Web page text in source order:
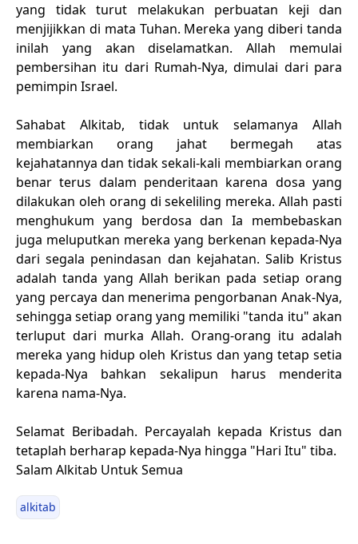
yang tidak turut melakukan perbuatan keji dan
menjijikkan di mata Tuhan. Mereka yang diberi tanda
inilah yang akan diselamatkan. Allah memulai
pembersihan itu dari Rumah-Nya, dimulai dari para
pemimpin Israel.
Sahabat Alkitab, tidak untuk selamanya Allah
membiarkan orang jahat bermegah atas
kejahatannya dan tidak sekali-kali membiarkan orang
benar terus dalam penderitaan karena dosa yang
dilakukan oleh orang di sekeliling mereka. Allah pasti
menghukum yang berdosa dan Ia membebaskan
juga meluputkan mereka yang berkenan kepada-Nya
dari segala penindasan dan kejahatan. Salib Kristus
adalah tanda yang Allah berikan pada setiap orang
yang percaya dan menerima pengorbanan Anak-Nya,
sehingga setiap orang yang memiliki "tanda itu" akan
terluput dari murka Allah. Orang-orang itu adalah
mereka yang hidup oleh Kristus dan yang tetap setia
kepada-Nya bahkan sekalipun harus menderita
karena nama-Nya.
Selamat Beribadah. Percayalah kepada Kristus dan
tetaplah berharap kepada-Nya hingga "Hari Itu" tiba.
Salam Alkitab Untuk Semua
alkitab